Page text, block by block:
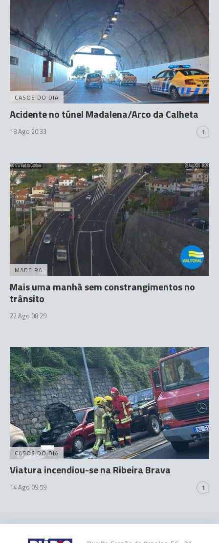
CASOS DO DIA
Acidente no túnel Madalena/Arco da Calheta
18 Ago 20:33 1
MADEIRA
Mais uma manhã sem constrangimentos no
trânsito
22 Ago 08:29
CASOS DO DIA
Viatura incendiou-se na Ribeira Brava
14 Ago 09:59 1